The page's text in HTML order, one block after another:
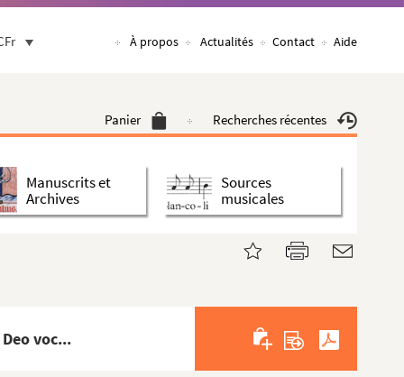
À propos Actualités Contact Aide
Panier Recherches récentes
Manuscrits et
Archives
Sources
musicales
voc...